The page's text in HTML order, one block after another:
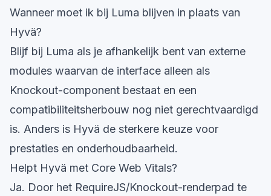
Wanneer moet ik bij Luma blijven in plaats van
Hyvä?
Blijf bij Luma als je afhankelijk bent van externe
modules waarvan de interface alleen als
Knockout-component bestaat en een
compatibiliteitsherbouw nog niet gerechtvaardigd
is. Anders is Hyvä de sterkere keuze voor
prestaties en onderhoudbaarheid.
Helpt Hyvä met Core Web Vitals?
Ja. Door het RequireJS/Knockout-renderpad te